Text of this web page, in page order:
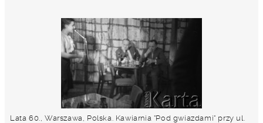
Lata 60., Warszawa, Polska. Kawiarnia "Pod gwiazdami" przy ul.